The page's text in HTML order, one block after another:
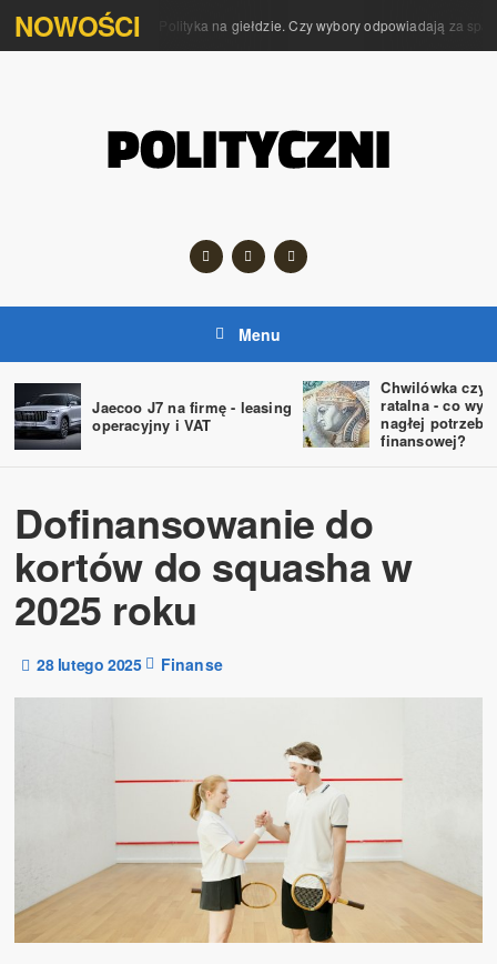
NOWOŚCI Polityka na giełdzie. Czy wybory odpowiadają za
Menu
Jaecoo J7 na firmę - leasing
operacyjny i VAT
Chwilówka czy
ratalna - co
nagłej potrzebie
finansowej?
Dofinansowanie do
kortów do squasha w
2025 roku
28 lutego 2025 Finanse